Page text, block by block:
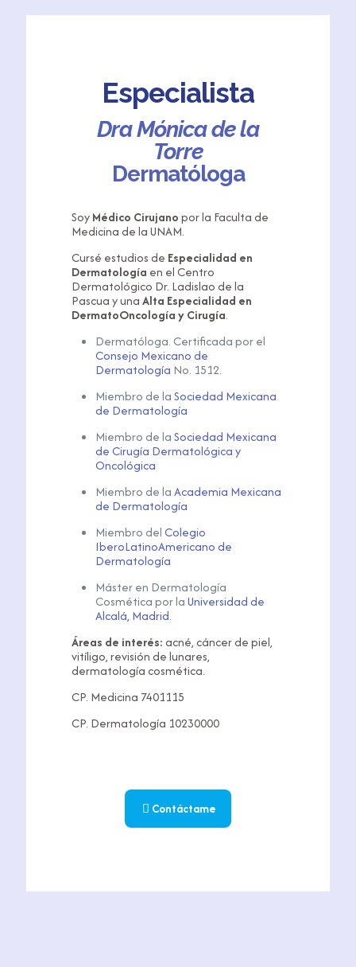
Especialista
Dra Mónica de la
Torre
Dermatóloga
SoyMédico Cirujanopor la Faculta de
Medicina de la UNAM.
Cursé estudios de Especialidad en
Dermatología en el Centro
Dermatológico Dr. Ladislao de la
Pascua yunaAlta Especialidad en
DermatoOncología y Cirugía.
Dermatóloga. Certificada por el
Consejo Mexicano de
Dermatología No. 1512.
Miembro de laSociedad Mexicana
de Dermatología
Miembro de laSociedad Mexicana
de Cirugía Dermatológica y
Oncológica
Miembro de laAcademia Mexicana
de Dermatología
Miembro delColegio
IberoLatinoAmericano de
Dermatología
Máster en Dermatología
Cosmética por laUniversidad de
Alcalá, Madrid.
Áreas de interés:acné, cáncer de piel,
vitíligo, revisión de lunares,
dermatología cosmética.
CP. Medicina 7401115
CP. Dermatología 10230000
Contáctame